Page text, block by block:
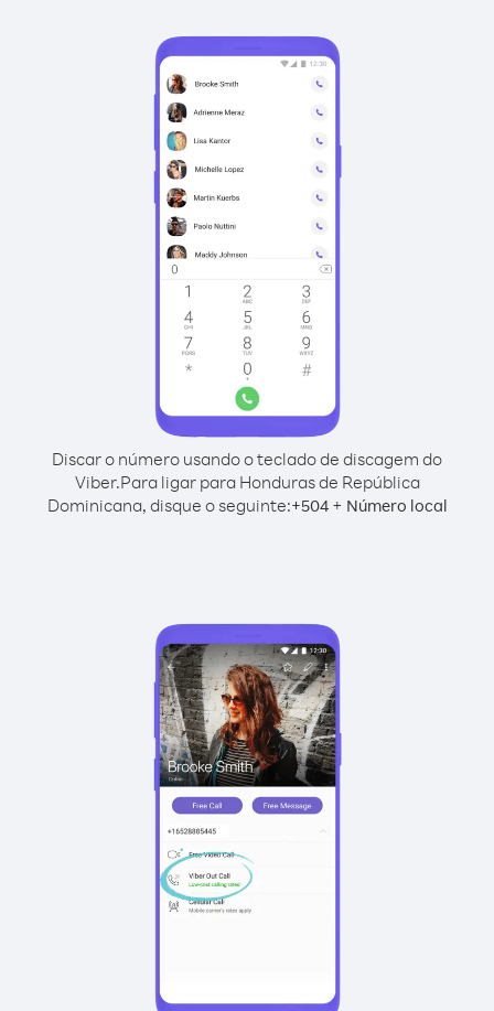
Discar o número usando o teclado de discagem do
Viber.Para ligar para Honduras de República
Dominicana, disque o seguinte:+504+ Número local